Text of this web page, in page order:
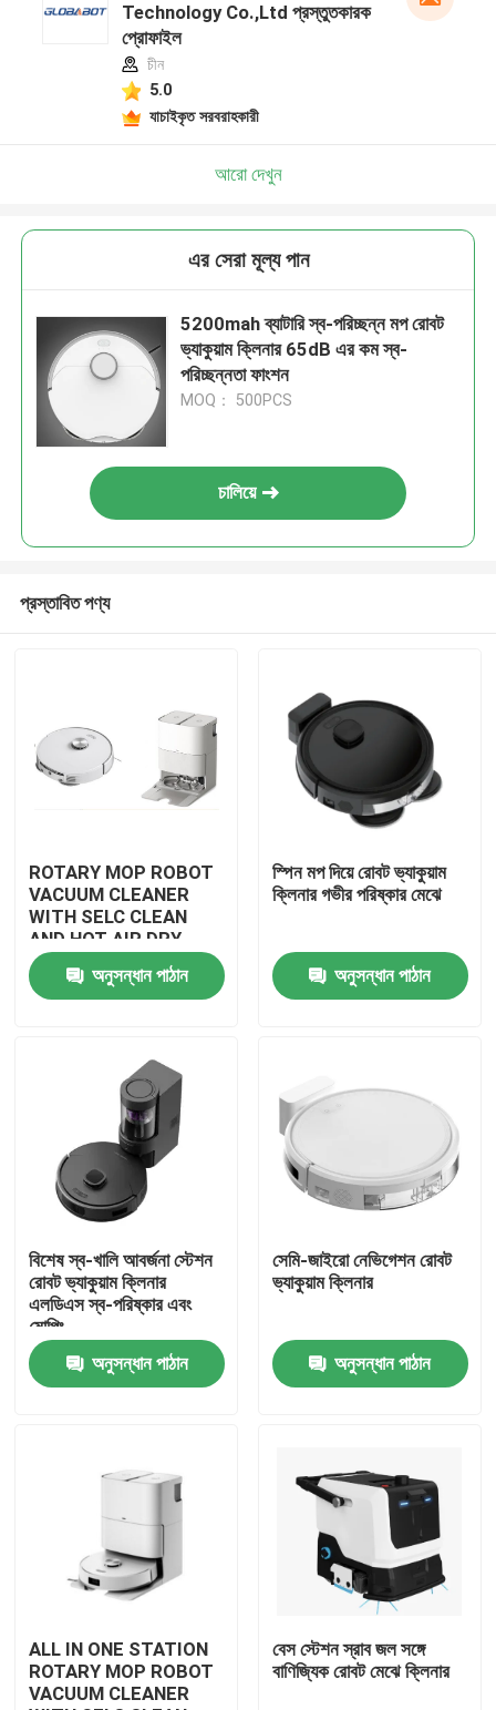
ভিডিও
আমাদের সম্পর্কে
কারখানা ভ্রমণ
উদ্ধৃতির জন্য আবেদন
রোবট ভ্যাকুয়াম ক্লিনার
Technology Co.,Ltd প্রস্তুতকারক
প্রোফাইল
চীন
5.0
যাচাইকৃত সরবরাহকারী
আরো দেখুন
এর সেরা মূল্য পান
5200mah ব্যাটারি স্ব-পরিচ্ছন্ন মপ রোবট
ভ্যাকুয়াম ক্লিনার 65dB এর কম স্ব-
পরিচ্ছন্নতা ফাংশন
MOQ： 500PCS
চালিয়ে
প্রস্তাবিত পণ্য
ROTARY MOP ROBOT
VACUUM CLEANER
WITH SELC CLEAN
AND HOT AIR DRY
MOP
অনুসন্ধান পাঠান
স্পিন মপ দিয়ে রোবট ভ্যাকুয়াম
ক্লিনার গভীর পরিষ্কার মেঝে
অনুসন্ধান পাঠান
বিশেষ স্ব-খালি আবর্জনা স্টেশন
রোবট ভ্যাকুয়াম ক্লিনার
এলডিএস স্ব-পরিষ্কার এবং
মোপিং
অনুসন্ধান পাঠান
সেমি-জাইরো নেভিগেশন রোবট
ভ্যাকুয়াম ক্লিনার
অনুসন্ধান পাঠান
ALL IN ONE STATION
ROTARY MOP ROBOT
VACUUM CLEANER
বেস স্টেশন স্রাব জল সঙ্গে
বাণিজ্যিক রোবট মেঝে ক্লিনার